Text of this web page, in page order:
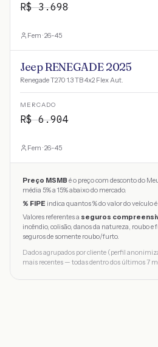
R$3.698
Fem · 26-45
Jeep RENEGADE 2025
Renegade T270 1.3 TB 4x2 Flex Aut.
MERCADO
R$6.904
Fem · 26-45
Preço MSMB é o preço com desconto do
média 5% a 15% abaixo do mercado.
% FIPE indica quantos % do valor do veículo
Valores referentes a seguros
incêndio, colisão, danos da natureza, roubo
seguros de somente roubo/furto.
Dados agrupados por cliente (perfil
mais recentes — todas dentro dos últimos 7